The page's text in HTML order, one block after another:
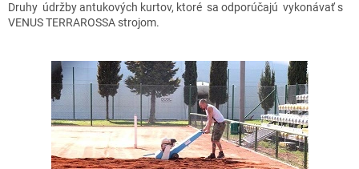
Druhy údržby antukových kurtov, ktoré sa odporúčajú vykonávať s
VENUS TERRAROSSA strojom.